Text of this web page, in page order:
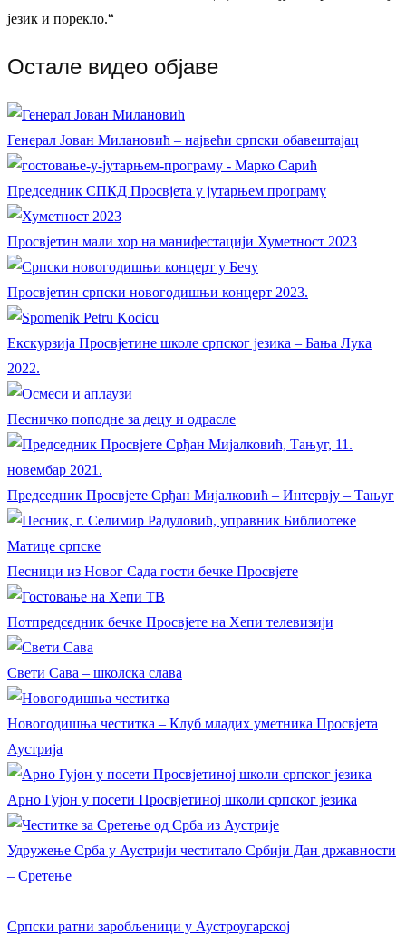
језик и порекло.“
Остале видео објаве
Генерал Јован Милановић – највећи српски обавештајац
Председник СПКД Просвјета у јутарњем програму
Просвјетин мали хор на манифестацији Хуметност 2023
Просвјетин српски новогодишњи концерт 2023.
Екскурзија Просвјетине школе српског језика – Бања Лука
2022.
Песничко поподне за децу и одрасле
Председник Просвјете Срђан Мијалковић – Интервју – Тањуг
Песници из Новог Сада гости бечке Просвјете
Потпредседник бечке Просвјете на Хепи телевизији
Свети Сава – школска слава
Новогодишња честитка – Клуб младих уметника Просвјета
Аустрија
Арно Гујон у посети Просвјетиној школи српског језика
Удружење Срба у Аустрији честитало Србији Дан државности
– Сретење
Српски ратни заробљеници у Аустроугарској